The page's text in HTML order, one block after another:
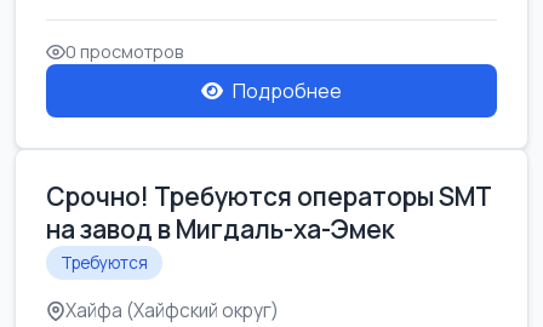
Свежие вакансии в Нетании дл...
0 просмотров
Подробнее
Срочно! Требуются операторы SMT
на завод в Мигдаль-ха-Эмек
Требуются
Хайфа (Хайфский округ)